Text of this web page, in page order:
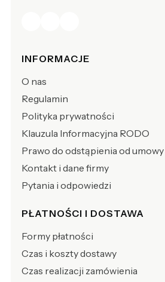
Linki w stopce
INFORMACJE
O nas
Regulamin
Polityka prywatności
Klauzula Informacyjna RODO
Prawo do odstąpienia od umowy
Kontakt i dane firmy
Pytania i odpowiedzi
PŁATNOŚCI I DOSTAWA
Formy płatności
Czas i koszty dostawy
Czas realizacji zamówienia